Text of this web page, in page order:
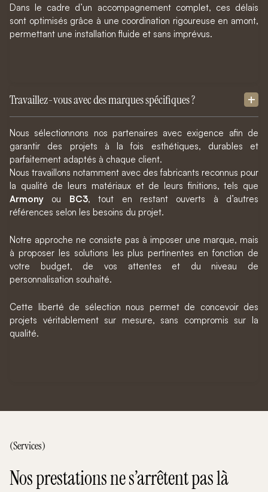
Dans le cadre d’un accompagnement complet, ces délais
sont optimisés grâce à une coordination rigoureuse en amont,
permettant une installation fluide et sans imprévus.
Travaillez-vous avec des marques spécifiques ?
Nous sélectionnons nos partenaires avec exigence afin de
garantir des projets à la fois esthétiques, durables et
parfaitement adaptés à chaque client.
Nous travaillons notamment avec des fabricants reconnus pour
la qualité de leurs matériaux et de leurs finitions, tels que
Armony ou BC3, tout en restant ouverts à d’autres
références selon les besoins du projet.
Notre approche ne consiste pas à imposer une marque, mais
à proposer les solutions les plus pertinentes en fonction de
votre budget, de vos attentes et du niveau de
personnalisation souhaité.
Cette liberté de sélection nous permet de concevoir des
projets véritablement sur mesure, sans compromis sur la
qualité.
(Services)
Nos prestations ne s’arrêtent pas là